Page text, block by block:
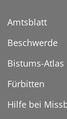
Amtsblatt
Beschwerde
Bistums-Atlas
Fürbitten
Hilfe bei